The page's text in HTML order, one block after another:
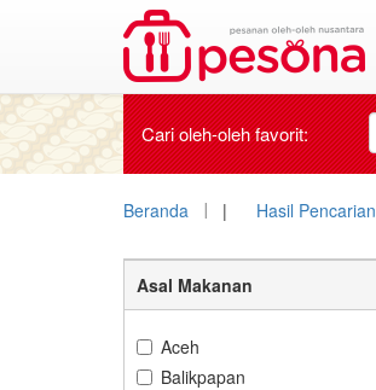
Cari oleh-olehfavorit:
Beranda | Hasil Pencarian
Asal Makanan
Aceh
Balikpapan